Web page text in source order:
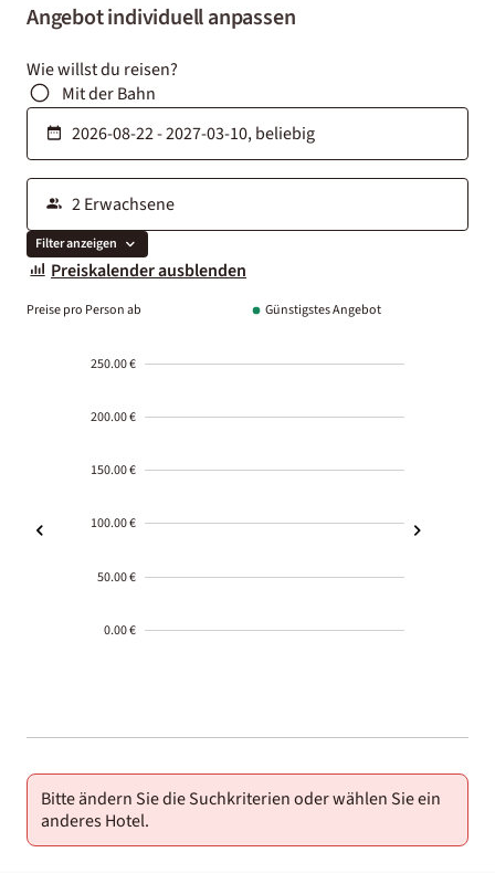
Angebot individuell anpassen
Wie willst du reisen?
Mit der Bahn
Filter anzeigen
Preiskalender ausblenden
Preise pro Person ab Günstigstes Angebot
250.00 €
200.00 €
150.00 €
100.00 €
50.00 €
0.00 €
01-02
Bitte ändern Sie die Suchkriterien oder wählen Sie ein
anderes Hotel.